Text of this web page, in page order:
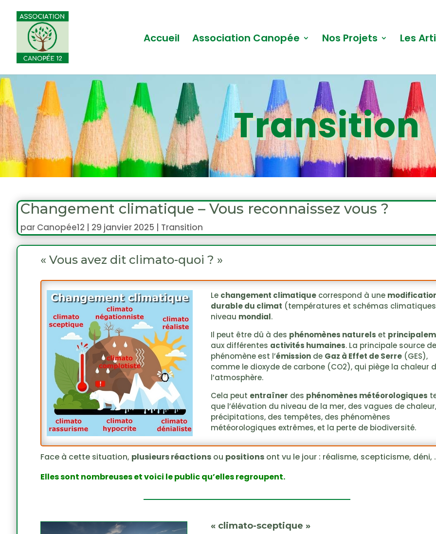
Accueil Association Canopée Nos Projets Les
Transition
Changement climatique – Vous reconnaissez vous ?
par Canopée12 | 29 janvier 2025 | Transition
« Vous avez dit climato-quoi ? »
Le changement climatique correspond à une
durable du climat (températures et schémas
niveau mondial.
Il peut être dû à des phénomènes naturels et
aux différentes activités humaines. La principale source
phénomène est l’émission de Gaz à Effet de Serre (GES),
comme le dioxyde de carbone (CO2), qui piège la chaleur
l’atmosphère.
Cela peut entraîner des phénomènes météorologiques
que l’élévation du niveau de la mer, des vagues de
précipitations, des tempêtes, des phénomènes
météorologiques extrêmes, et la perte de biodiversité.
Face à cette situation, plusieurs réactionsou positionsont vu le jour : réalisme, scepticisme, déni,
Elles sont nombreuses et voici le public qu’elles regroupent.
« climato-sceptique »